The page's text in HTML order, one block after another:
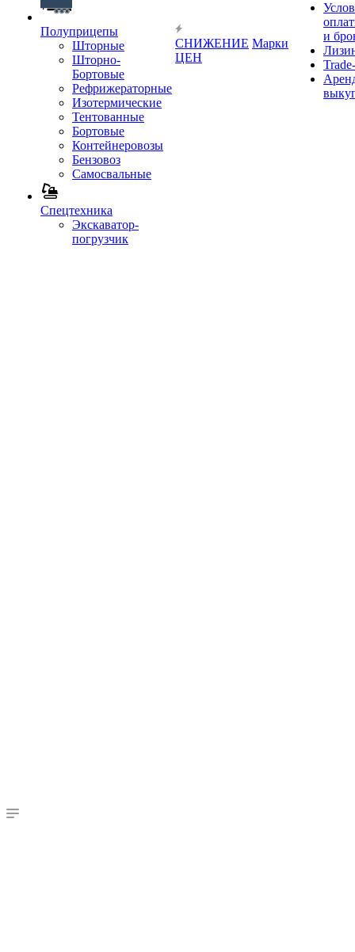
Полуприцепы
Шторные
Шторно-
Бортовые
Рефрижераторные
Изотермические
Тентованные
Бортовые
Контейнеровозы
Бензовоз
Самосвальные
Спецтехника
Экскаватор-
погрузчик
СНИЖЕНИЕ
ЦЕН
Марки
и